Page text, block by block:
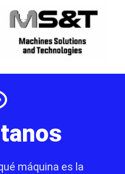
máquina es la